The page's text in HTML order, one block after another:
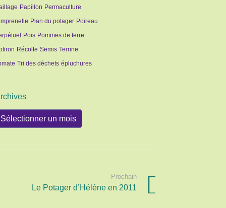
Papillon Permaculture
Plan du potager Poireau
Pois Pommes de terre
Récolte Semis Terrine
Tri des déchets épluchures
Prochain
Le Potager d’Hélène en 2011